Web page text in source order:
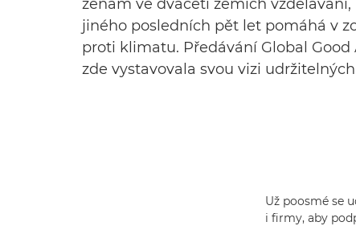
ženám ve dvaceti zemích
jiného posledních pět let pomáhá v
proti klimatu. Předávání Global Good
zde vystavovala svou vizi
Už poosmé se
i firmy, aby